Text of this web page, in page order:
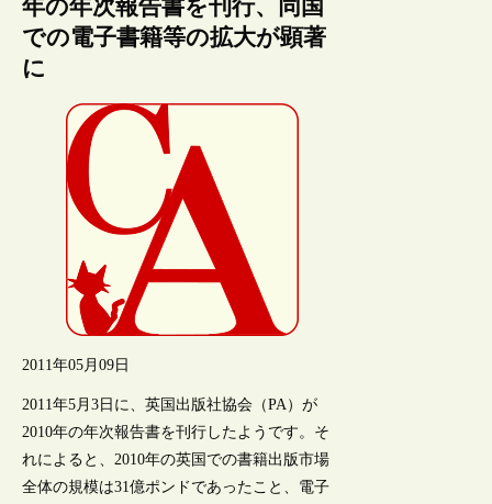
年の年次報告書を刊行、同国
での電子書籍等の拡大が顕著
に
2011年05月09日
2011年5月3日に、英国出版社協会（PA）が
2010年の年次報告書を刊行したようです。そ
れによると、2010年の英国での書籍出版市場
全体の規模は31億ポンドであったこと、電子